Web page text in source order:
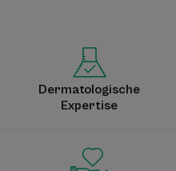
Dermatologische
Expertise